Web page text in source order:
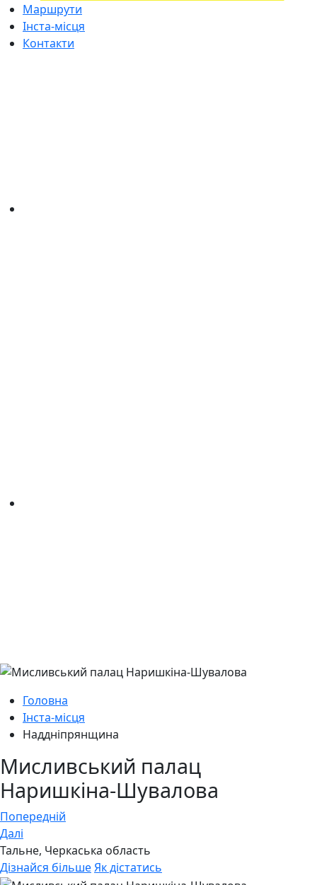
Маршрути
Інста-місця
Контакти
Головна
Інста-місця
Наддніпрянщина
Мисливський палац
Наришкіна-Шувалова
Навігація
записів
Попередній
Далі
Тальне, Черкаська область
Дізнайся більшеЯк дістатись